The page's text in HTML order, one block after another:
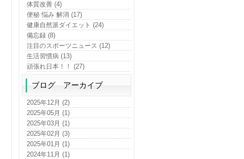
体質改善 (4)
便秘 悩み 解消 (17)
健康自然派ダイエット (24)
備忘録 (8)
注目のスポーツニュース (12)
生活習慣病 (13)
頑張れ日本！！ (27)
ブログ アーカイブ
2025年12月 (2)
2025年05月 (1)
2025年03月 (1)
2025年02月 (3)
2025年01月 (1)
2024年11月 (1)